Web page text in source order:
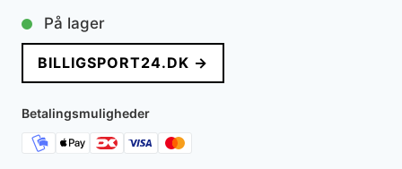
oprindelige
pris
var:
1.199 kr..
pris
er:
På lager
BILLIGSPORT24.DK →
Betalingsmuligheder